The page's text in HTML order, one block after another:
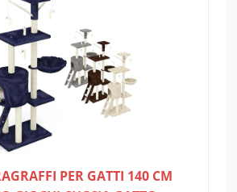
PER GATTI 140 CM